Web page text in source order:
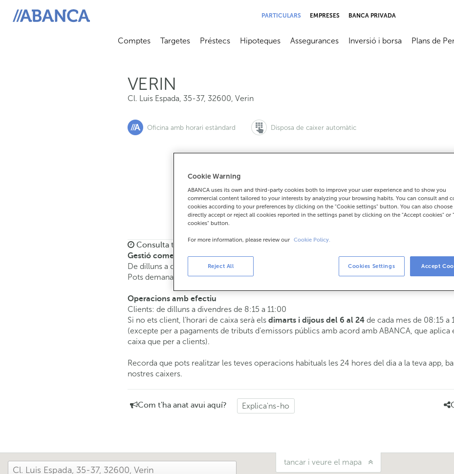
ABANCA
PARTICULARS EMPRESES BANCA PRIVADA
Comptes
Abrir submenú
Targetes
Abrir submenú
Préstecs
Abrir submenú
Hipoteques
Abrir submenú
Assegurances
Abrir submenú
Inversió i borsa
Abrir
Plans de
VERIN
Cl. Luis Espada, 35-37, 32600, Verin
Oficina amb horari estàndard Disposa de caixer automàtic
Si vols demanar cita:
900 815 200 988590013 Com arribar
Consulta tots els horaris
Gestió comercial
De dilluns a divendres de8:15 a 14:00.
Pots demanar cita prèviai t'atendrem el dia i hora que triïs.
Operacions amb efectiu
Clients: de dilluns a divendres de 8:15 a 11:00
Si no ets client, l'horari de caixa serà els dimarts i dijous del 6 al 24 de cada mes de 08:15 a
(excepte per a pagaments de tributs d'emissors públics amb acord amb ABANCA, que aplica
caixa que per a clients).
Recorda que pots realitzar les teves operacions habituals les 24 hores del dia a la teva app,
nostres caixers.
Com t'ha anat avui aquí? Explica'ns-ho
tancar i veure el mapa
Cookie Warning
ABANCA uses its own and third-party cookies both to improve your user experience and to show you
commercial content tailored to your interests by analyzing your browsing habits. You can consult and
cookies according to your preferences by clicking on the "Cookie settings" button. You can also choose
directly accept or reject all cookies reported in the settings panel by clicking on the "Accept cookies" or
cookies" button.
For more information, please review our Cookie Policy.
Reject All Cookies Settings Accept